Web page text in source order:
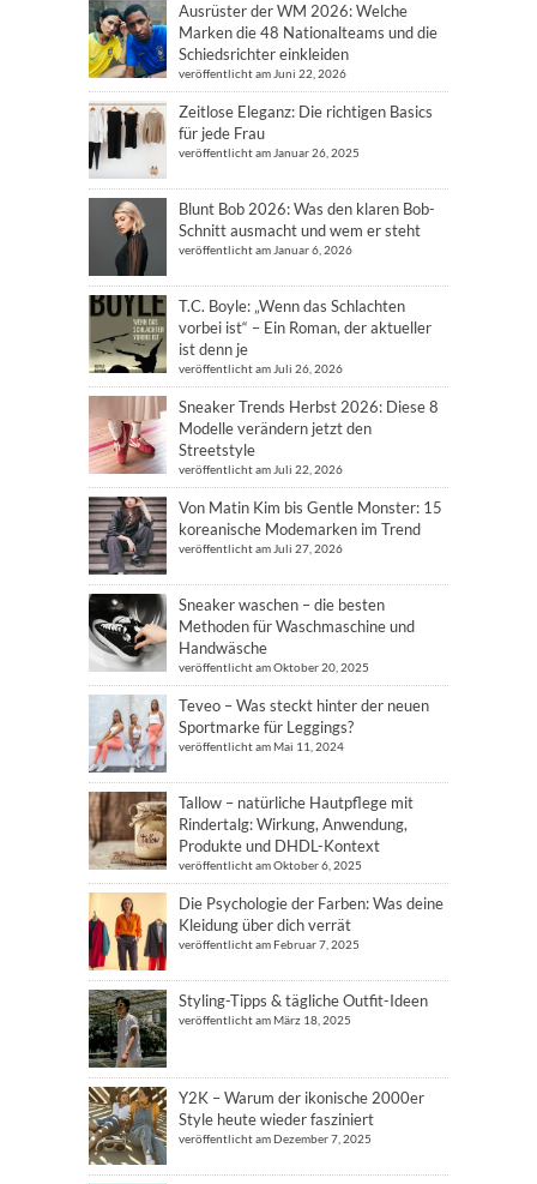
Ausrüster der WM 2026: Welche
Marken die 48 Nationalteams und die
Schiedsrichter einkleiden
veröffentlicht am Juni 22, 2026
Zeitlose Eleganz: Die richtigen Basics
für jede Frau
veröffentlicht am Januar 26, 2025
Blunt Bob 2026: Was den klaren Bob-
Schnitt ausmacht und wem er steht
veröffentlicht am Januar 6, 2026
T.C. Boyle: „Wenn das Schlachten
vorbei ist“ – Ein Roman, der aktueller
ist denn je
veröffentlicht am Juli 26, 2026
Sneaker Trends Herbst 2026: Diese 8
Modelle verändern jetzt den
Streetstyle
veröffentlicht am Juli 22, 2026
Von Matin Kim bis Gentle Monster: 15
koreanische Modemarken im Trend
veröffentlicht am Juli 27, 2026
Sneaker waschen – die besten
Methoden für Waschmaschine und
Handwäsche
veröffentlicht am Oktober 20, 2025
Teveo – Was steckt hinter der neuen
Sportmarke für Leggings?
veröffentlicht am Mai 11, 2024
Tallow – natürliche Hautpflege mit
Rindertalg: Wirkung, Anwendung,
Produkte und DHDL-Kontext
veröffentlicht am Oktober 6, 2025
Die Psychologie der Farben: Was deine
Kleidung über dich verrät
veröffentlicht am Februar 7, 2025
Styling-Tipps & tägliche Outfit-Ideen
veröffentlicht am März 18, 2025
Y2K – Warum der ikonische 2000er
Style heute wieder fasziniert
veröffentlicht am Dezember 7, 2025